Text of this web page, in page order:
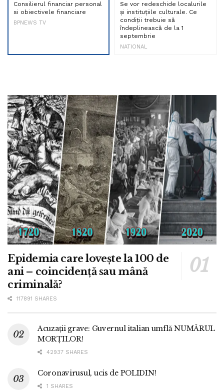
Consilierul financiar personal
si obiectivele financiare
BPNEWS TV
Se vor redeschide localurile
și instituțiile culturale. Ce
condiții trebuie să
îndeplinească de la 1
septembrie
NATIONAL
Epidemia care lovește la 100 de
ani – coincidență sau mână
criminală?
117891 SHARES
Acuzații grave: Guvernul italian umflă NUMĂRUL
MORȚILOR!
42937 SHARES
Coronavirusul, ucis de POLIDIN!
1 SHARES